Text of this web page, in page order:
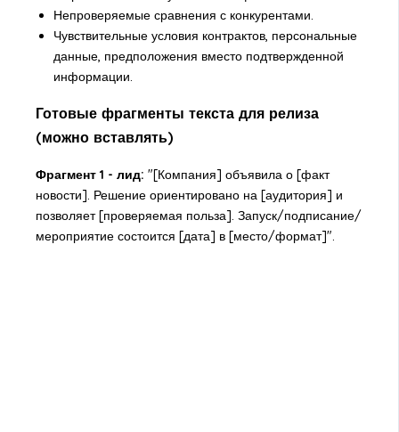
Непроверяемые сравнения с конкурентами.
Чувствительные условия контрактов, персональные
данные, предположения вместо подтвержденной
информации.
Готовые фрагменты текста для релиза
(можно вставлять)
Фрагмент 1 - лид: "[Компания] объявила о [факт
новости]. Решение ориентировано на [аудитория] и
позволяет [проверяемая польза]. Запуск/подписание/
мероприятие состоится [дата] в [место/формат]".